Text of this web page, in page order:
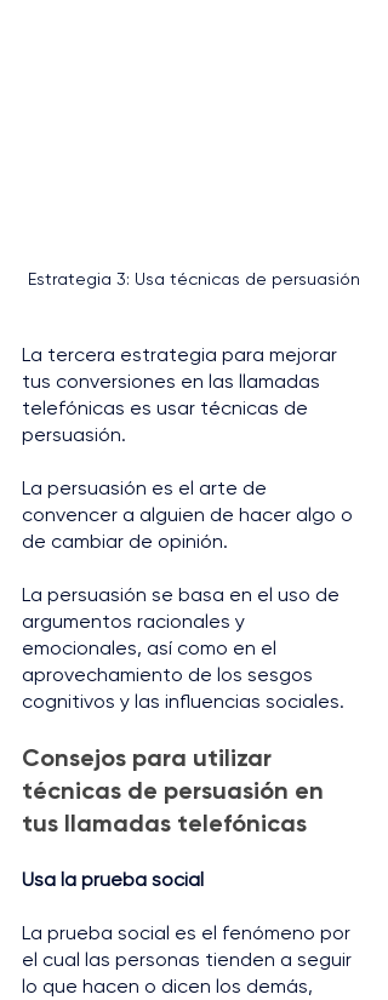
Estrategia 3: Usa técnicas de persuasión
La tercera estrategia para mejorar
tus conversiones en las llamadas
telefónicas es usar técnicas de
persuasión.
La persuasión es el arte de
convencer a alguien de hacer algo o
de cambiar de opinión.
La persuasión se basa en el uso de
argumentos racionales y
emocionales, así como en el
aprovechamiento de los sesgos
cognitivos y las influencias sociales.
Consejos para utilizar
técnicas de persuasión en
tus llamadas telefónicas
Usa la prueba social
La prueba social es el fenómeno por
el cual las personas tienden a seguir
lo que hacen o dicen los demás,